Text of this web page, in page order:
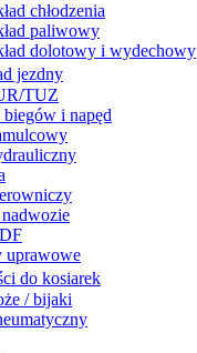
chłodzenia
paliwowy
dolotowy i wydechowy
jezdny
TUZ
i napęd
uprawowe
do kosiarek
/ bijaki